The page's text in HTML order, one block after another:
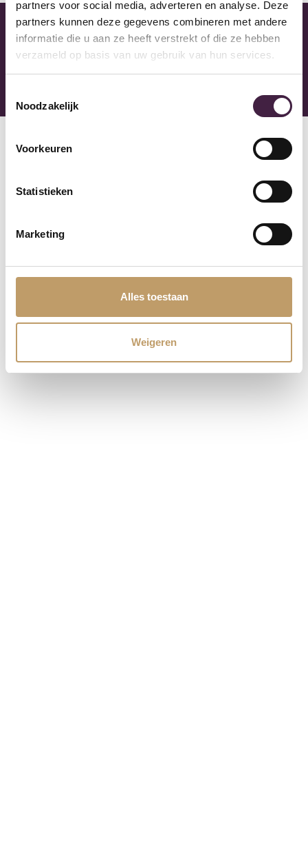
partners voor social media, adverteren en analyse. Deze
partners kunnen deze gegevens combineren met andere
informatie die u aan ze heeft verstrekt of die ze hebben
verzameld op basis van uw gebruik van hun services.
Noodzakelijk
Voorkeuren
Statistieken
Marketing
Alles toestaan
Weigeren
Mega Showroom
Kom inspiratie op doen met meer dan 1500 vloeren in
Volg onze instagram